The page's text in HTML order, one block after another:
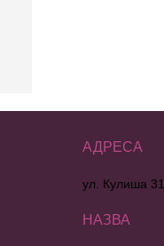
ул. Кулиша